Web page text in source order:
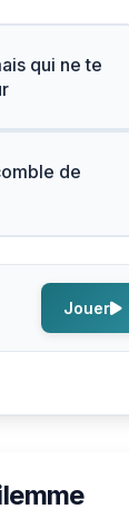
qui ne te
de
Jouer